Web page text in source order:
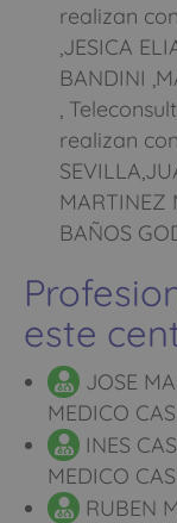
realizan
,JESICA
BANDINI
,
realizan
MARTINEZ
BAÑOS
este
JOSE
MEDICO
INES
MEDICO
RUBEN